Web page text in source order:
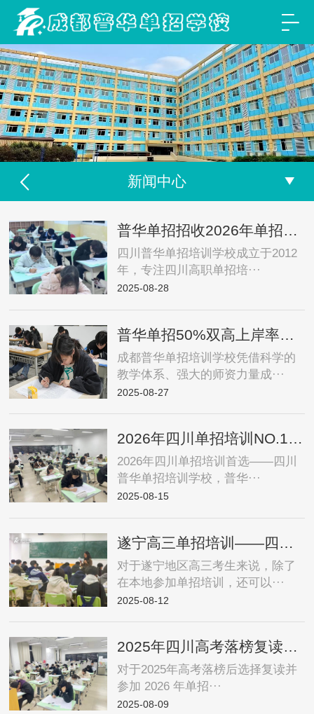
新闻中心
普华单招招收2026年单招复读生，签约包过公办院校，没过退费！
四川普华单招培训学校成立于2012
年，专注四川高职单招培···
2025-08-28
成都普华单招培训学校凭借科学的
教学体系、强大的师资力量成···
2025-08-27
2026年四川单招培训NO.1——98%的公办上岸率，四川单招机构公办录取率排第一
2026年四川单招培训首选——四川
普华单招培训学校，普华···
2025-08-15
对于遂宁地区高三考生来说，除了
在本地参加单招培训，还可以···
2025-08-12
2025年四川高考落榜复读26年单招需要参加单招培训吗？
对于2025年高考落榜后选择复读并
参加 2026 年单招···
2025-08-09